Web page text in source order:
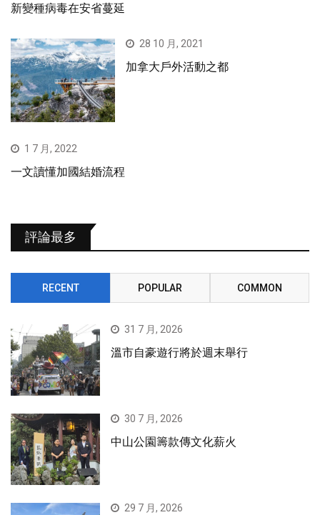
新變種病毒在安省蔓延
28 10 月, 2021
加拿大戶外活動之都
1 7 月, 2022
一文讀懂加國結婚流程
評論最多
RECENT POPULAR COMMON
31 7 月, 2026
溫市自豪遊行將於週末舉行
30 7 月, 2026
中山公園籌款傳文化薪火
29 7 月, 2026